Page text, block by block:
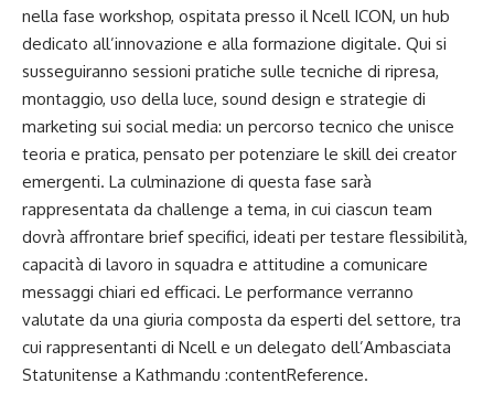
nella fase workshop, ospitata presso il Ncell ICON, un hub
dedicato all’innovazione e alla formazione digitale. Qui si
susseguiranno sessioni pratiche sulle tecniche di ripresa,
montaggio, uso della luce, sound design e strategie di
marketing sui social media: un percorso tecnico che unisce
teoria e pratica, pensato per potenziare le skill dei creator
emergenti. La culminazione di questa fase sarà
rappresentata da challenge a tema, in cui ciascun team
dovrà affrontare brief specifici, ideati per testare flessibilità,
capacità di lavoro in squadra e attitudine a comunicare
messaggi chiari ed efficaci. Le performance verranno
valutate da una giuria composta da esperti del settore, tra
cui rappresentanti di Ncell e un delegato dell’Ambasciata
Statunitense a Kathmandu :contentReference.